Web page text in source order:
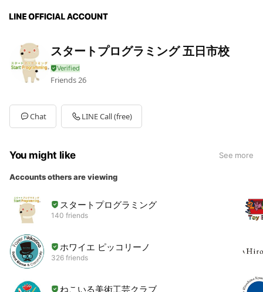
スタートプログラミング 五日市校
Friends 26
Chat LINE Call (free)
You might like See more
Accounts others are viewing
スタートプログラミング
140 friends
ホワイエ ピッコリーノ
326 friends
ねこいる美術工芸クラブ